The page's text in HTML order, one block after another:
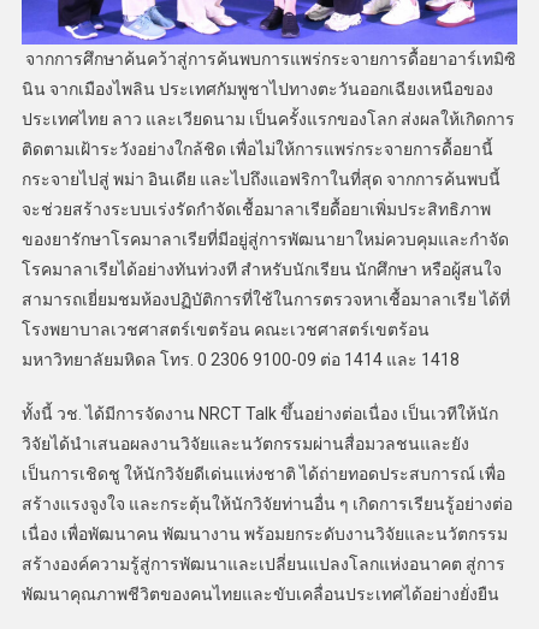
จากการศึกษาค้นคว้าสู่การค้นพบการแพร่กระจายการดื้อยาอาร์เทมิซิ
นิน จากเมืองไพลิน ประเทศกัมพูชาไปทางตะวันออกเฉียงเหนือของ
ประเทศไทย ลาว และเวียดนาม เป็นครั้งแรกของโลก ส่งผลให้เกิดการ
ติดตามเฝ้าระวังอย่างใกล้ชิด เพื่อไม่ให้การแพร่กระจายการดื้อยานี้
กระจายไปสู่ พม่า อินเดีย และไปถึงแอฟริกาในที่สุด จากการค้นพบนี้
จะช่วยสร้างระบบเร่งรัดกำจัดเชื้อมาลาเรียดื้อยาเพิ่มประสิทธิภาพ
ของยารักษาโรคมาลาเรียที่มีอยู่สู่การพัฒนายาใหม่ควบคุมและกำจัด
โรคมาลาเรียได้อย่างทันท่วงที สำหรับนักเรียน นักศึกษา หรือผู้สนใจ
สามารถเยี่ยมชมห้องปฏิบัติการที่ใช้ในการตรวจหาเชื้อมาลาเรีย ได้ที่
โรงพยาบาลเวชศาสตร์เขตร้อน คณะเวชศาสตร์เขตร้อน
มหาวิทยาลัยมหิดล โทร. 0 2306 9100-09 ต่อ 1414 และ 1418
ทั้งนี้ วช. ได้มีการจัดงาน NRCT Talk ขึ้นอย่างต่อเนื่อง เป็นเวทีให้นัก
วิจัยได้นำเสนอผลงานวิจัยและนวัตกรรมผ่านสื่อมวลชนและยัง
เป็นการเชิดชู ให้นักวิจัยดีเด่นแห่งชาติ ได้ถ่ายทอดประสบการณ์ เพื่อ
สร้างแรงจูงใจ และกระตุ้นให้นักวิจัยท่านอื่น ๆ เกิดการเรียนรู้อย่างต่อ
เนื่อง เพื่อพัฒนาคน พัฒนางาน พร้อมยกระดับงานวิจัยและนวัตกรรม
สร้างองค์ความรู้สู่การพัฒนาและเปลี่ยนแปลงโลกแห่งอนาคต สู่การ
พัฒนาคุณภาพชีวิตของคนไทยและขับเคลื่อนประเทศได้อย่างยั่งยืน